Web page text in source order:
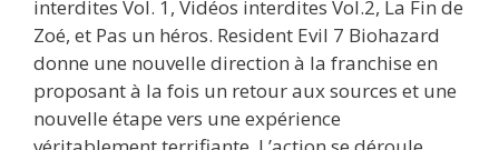
interdites Vol. 1, Vidéos interdites Vol.2, La Fin de
Zoé, et Pas un héros. Resident Evil 7 Biohazard
donne une nouvelle direction à la franchise en
proposant à la fois un retour aux sources et une
nouvelle étape vers une expérience